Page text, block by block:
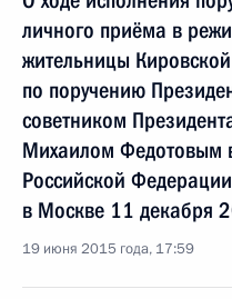
личного приёма в
жительницы
по поручению
советником
Михаилом Федотовым
Российской
в Москве 11 декабря
19 июня 2015 года, 17:59